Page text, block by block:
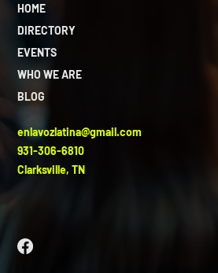
HOME
DIRECTORY
EVENTS
WHO WE ARE
BLOG
enlavozlatina@gmail.com
931-306-6810
Clarksville, TN